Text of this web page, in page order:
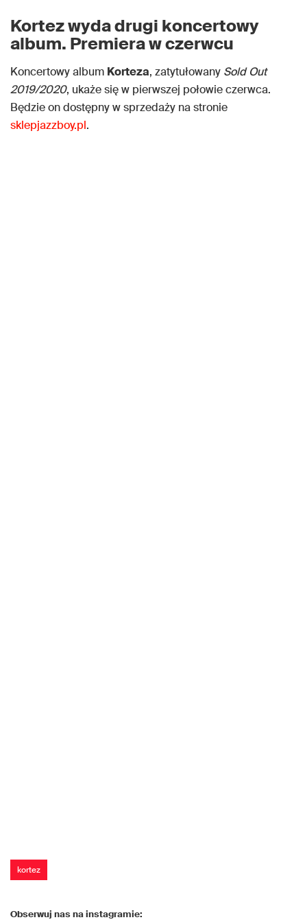
Kortez wyda drugi koncertowy
album. Premiera w czerwcu
Koncertowy album Korteza, zatytułowany Sold Out
2019/2020, ukaże się w pierwszej połowie czerwca.
Będzie on dostępny w sprzedaży na stronie
sklepjazzboy.pl.
kortez
Obserwuj nas na instagramie: